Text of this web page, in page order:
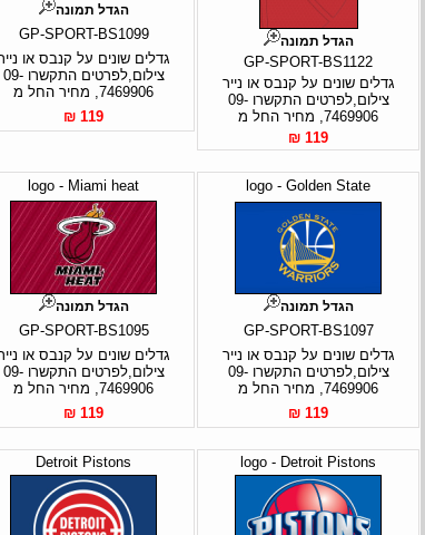
הגדל תמונה
GP-SPORT-BS1122
גדלים שונים על קנבס או נייר
צילום,לפרטים התקשרו 09-
7469906, מחיר החל מ
119 ₪
הגדל תמונה
GP-SPORT-BS1099
גדלים שונים על קנבס או
צילום,לפרטים התקשרו 09-
7469906, מחיר החל מ
119 ₪
logo - Golden State
הגדל תמונה
GP-SPORT-BS1097
גדלים שונים על קנבס או נייר
צילום,לפרטים התקשרו 09-
7469906, מחיר החל מ
119 ₪
logo - Miami heat
הגדל תמונה
GP-SPORT-BS1095
גדלים שונים על קנבס או
צילום,לפרטים התקשרו 09-
7469906, מחיר החל מ
119 ₪
logo - Detroit Pistons
Detroit Pistons